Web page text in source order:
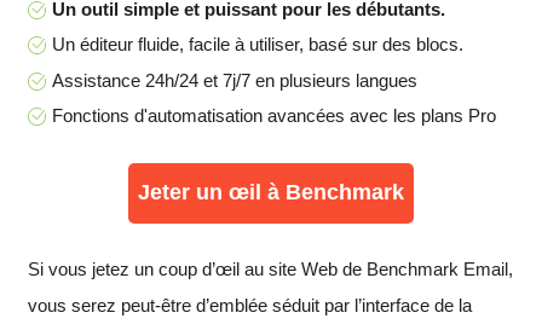
Un outil simple et puissant pour les débutants.
Un éditeur fluide, facile à utiliser, basé sur des blocs.
Assistance 24h/24 et 7j/7 en plusieurs langues
Fonctions d'automatisation avancées avec les plans Pro
Jeter un œil à Benchmark
Si vous jetez un coup d’œil au site Web de Benchmark Email,
vous serez peut-être d’emblée séduit par l’interface de la